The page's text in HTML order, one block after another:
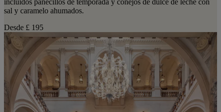
sal y caramelo ahumados.
Desde £ 195